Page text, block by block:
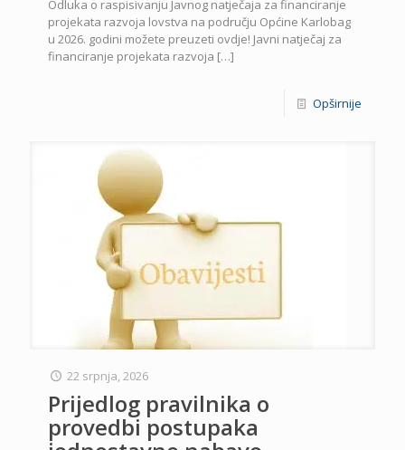
Odluka o raspisivanju Javnog natječaja za financiranje
projekata razvoja lovstva na području Općine Karlobag
u 2026. godini možete preuzeti ovdje! Javni natječaj za
financiranje projekata razvoja […]
Opširnije
22 srpnja, 2026
Prijedlog pravilnika o
provedbi postupaka